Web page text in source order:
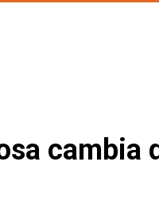
cambia